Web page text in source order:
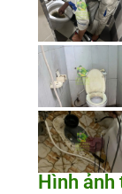
Hình ảnh